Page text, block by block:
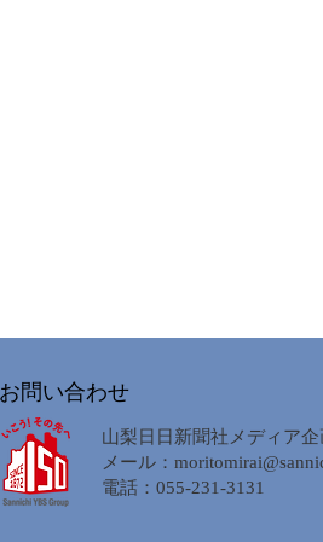
お問い合わせ
山梨日日新聞社メディア企
メール：
電話：055-231-3131